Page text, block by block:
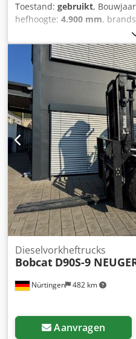
Toestand: gebruikt,
hefhoogte: 4.900 mm,
,
Bobcat D30NXS diesel
urenstand: slechts 482
kg, vorklengte: 1.200 mm,
mast, hydraulische sideshift,
gewicht: 4.901 kg, in zeer
verzoek maken wij graag
voor u op. De heer Mihm
informatie vindt u op onze
fouten en tussentijdse
Stuurbekrachtiging,
Meer informatie =
cm Neem contact op met
informatie.
Nürtingen 482 km
Dieselvorkheftrucks
Bobcat D90S-9
Aanvragen